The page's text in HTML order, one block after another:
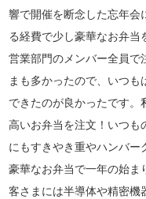
響で開催を断念した忘年会
る経費で少し豪華なお弁当
営業部門のメンバー全員で
まも多かったので、いつ
できたのが良かったです
高いお弁当を注文！いつも
にもすきやき重やハンバー
豪華なお弁当で一年の始ま
客さまには半導体や精密機